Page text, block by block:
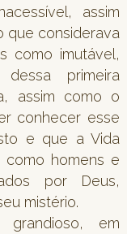
assim
que considerava
como imutável,
primeira
assim como o
conhecer esse
e que a Vida
como homens e
por Deus,
mistério.
em